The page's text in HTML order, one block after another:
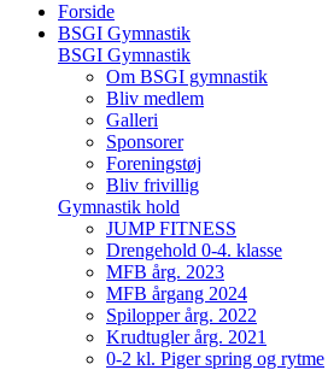
Forside
BSGI Gymnastik
BSGI Gymnastik
Om BSGI gymnastik
Bliv medlem
Galleri
Sponsorer
Foreningstøj
Bliv frivillig
Gymnastik hold
JUMP FITNESS
Drengehold 0-4. klasse
MFB årg. 2023
MFB årgang 2024
Spilopper årg. 2022
Krudtugler årg. 2021
0-2 kl. Piger spring og rytme